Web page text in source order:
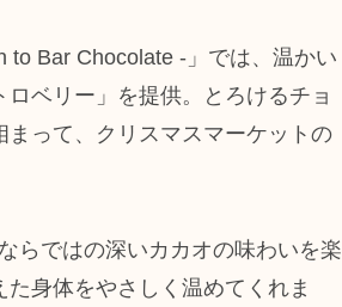
to Bar Chocolate -」では、温かい
ベリー」を提供。とろけるチョ
って、クリスマスマーケットの
らではの深いカカオの味わいを楽
身体をやさしく温めてくれま